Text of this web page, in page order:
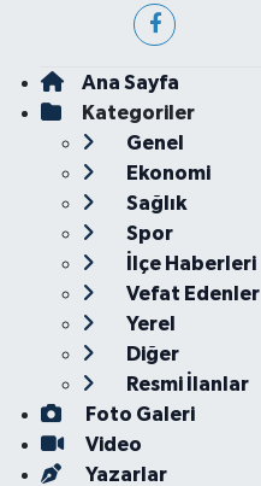
Ana Sayfa
Kategoriler
Genel
Ekonomi
Sağlık
Spor
İlçe Haberleri
Vefat Edenler
Yerel
Diğer
Resmi İlanlar
Foto Galeri
Video
Yazarlar